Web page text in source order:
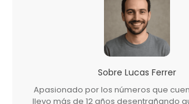
Sobre Lucas Ferrer
Apasionado por los números que
llevo más de 12 años desentrañando